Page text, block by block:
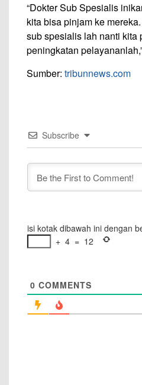
“Dokter Sub Spesialis
kita bisa pinjam ke
sub spesialis lah nanti kita
peningkatan
Sumber: tribunnews.com
Subscribe
isi kotak dibawah ini dengan
+ 4 = 12
0 COMMENTS